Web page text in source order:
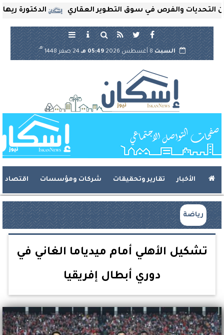
الدكتورة ريهام والفرص في سوق التطوير العقاري
السبت8 أغسطس 2026 05:49 مـ 24 صفر 1448
هـ
الأخبار تقارير وتحقيقات شركات ومؤسسات اقتصاد
رياضة
تشكيل الأهلي أمام ميدياما الغاني في
دوري أبطال إفريقيا